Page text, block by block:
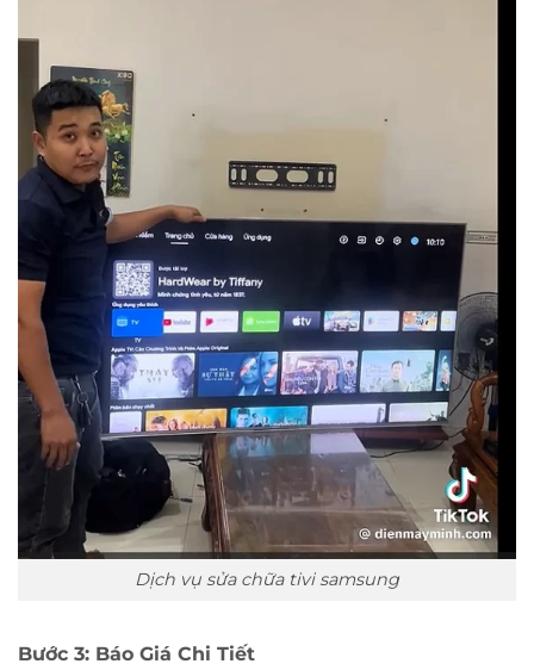
Dịch vụ sửa chữa tivi samsung
Bước 3: Báo Giá Chi Tiết